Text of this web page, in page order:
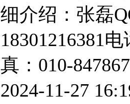
细介绍：张磊
18301216381
真：010-
2024-11-27